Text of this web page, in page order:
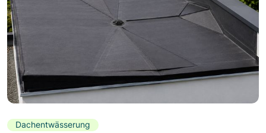
Dachentwässerung